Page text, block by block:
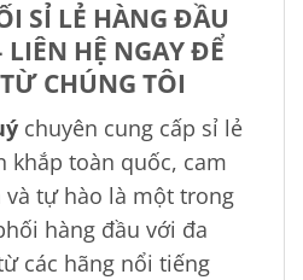
SỈ LẺ HÀNG ĐẦU
LIÊN HỆ NGAY ĐỂ
CHÚNG TÔI
chuyên cung cấp sỉ lẻ
khắp toàn quốc, cam
tự hào là một trong
hàng đầu với đa
các hãng nổi tiếng